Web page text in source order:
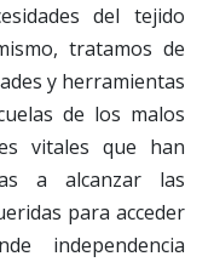
del tejido
tratamos de
y herramientas
de los malos
vitales que han
a alcanzar las
para acceder
independencia